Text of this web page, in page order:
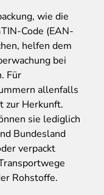
wie die
Code (EAN-
helfen dem
bei
Für
allenfalls
zur Herkunft.
sie lediglich
Bundesland
verpackt
Rohstoffe.